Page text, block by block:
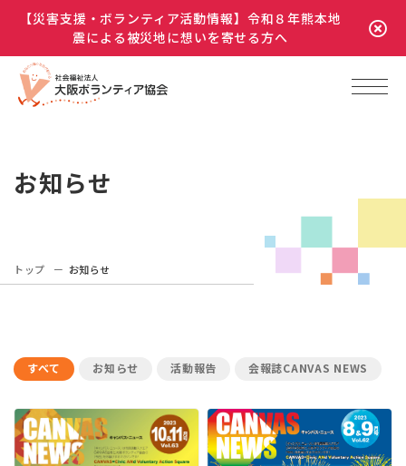
【災害支援・ボランティア活動情報】令和８年熊本地
震による被災地に想いを寄せる方へ
お知らせ
トップ お知らせ
すべて お知らせ 活動報告 会報誌CANVAS NEWS